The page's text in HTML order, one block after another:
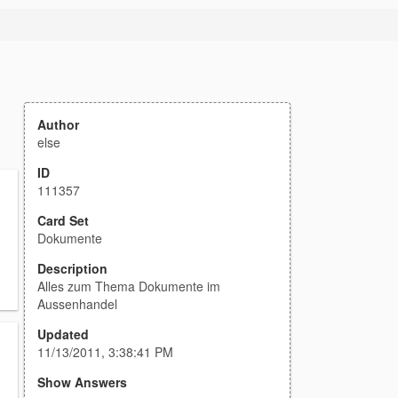
Author
else
ID
111357
Card Set
Dokumente
Description
Alles zum Thema Dokumente im
Aussenhandel
Updated
11/13/2011, 3:38:41 PM
Show Answers